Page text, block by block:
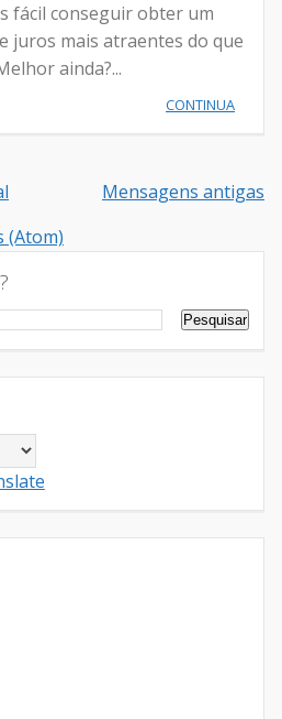
fácil conseguir obter um
juros mais atraentes do que
ainda?...
CONTINUA
Mensagens antigas
(Atom)